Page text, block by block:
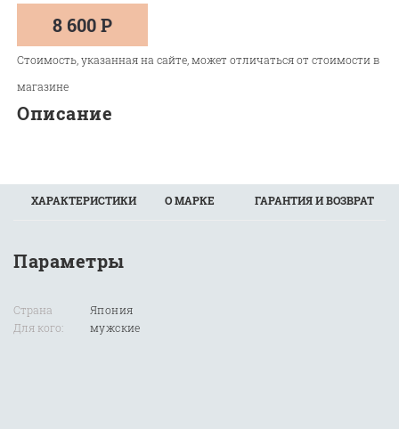
8 600 Р
Стоимость, указанная на сайте, может отличаться от стоимости в
магазине
Описание
ХАРАКТЕРИСТИКИ О МАРКЕ ГАРАНТИЯ И ВОЗВРАТ
Параметры
Страна
Для кого:
Япония
мужские